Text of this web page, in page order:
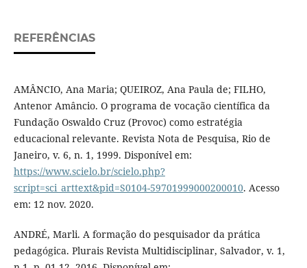
REFERÊNCIAS
AMÂNCIO, Ana Maria; QUEIROZ, Ana Paula de; FILHO,
Antenor Amâncio. O programa de vocação científica da
Fundação Oswaldo Cruz (Provoc) como estratégia
educacional relevante. Revista Nota de Pesquisa, Rio de
Janeiro, v. 6, n. 1, 1999. Disponível em:
https://www.scielo.br/scielo.php?
script=sci_arttext&pid=S0104-59701999000200010. Acesso
em: 12 nov. 2020.
ANDRÉ, Marli. A formação do pesquisador da prática
pedagógica. Plurais Revista Multidisciplinar, Salvador, v. 1,